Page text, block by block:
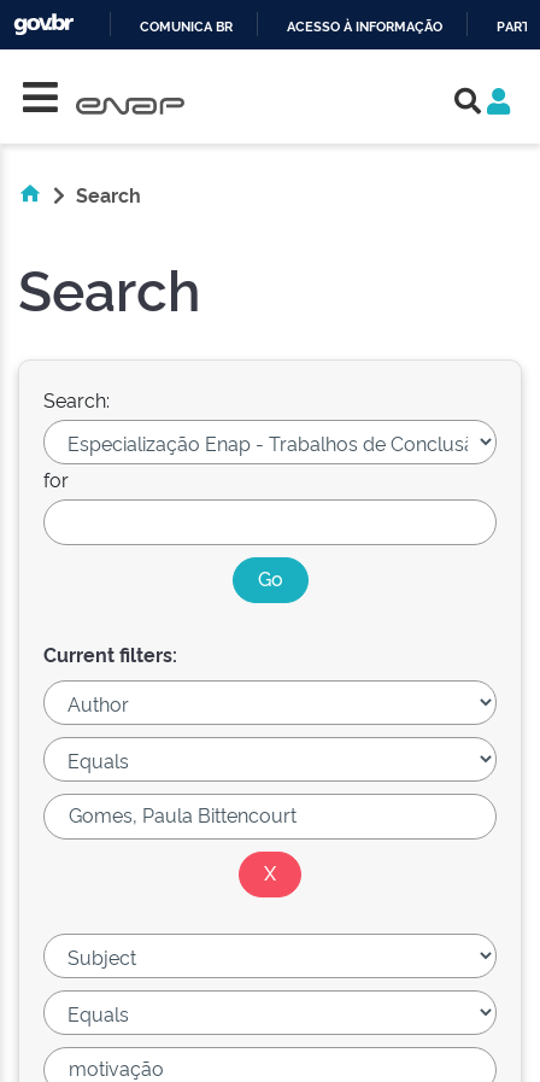
COMUNICA BR ACESSO À INFORMAÇÃO
Search
Search
Search:
for
Current filters: